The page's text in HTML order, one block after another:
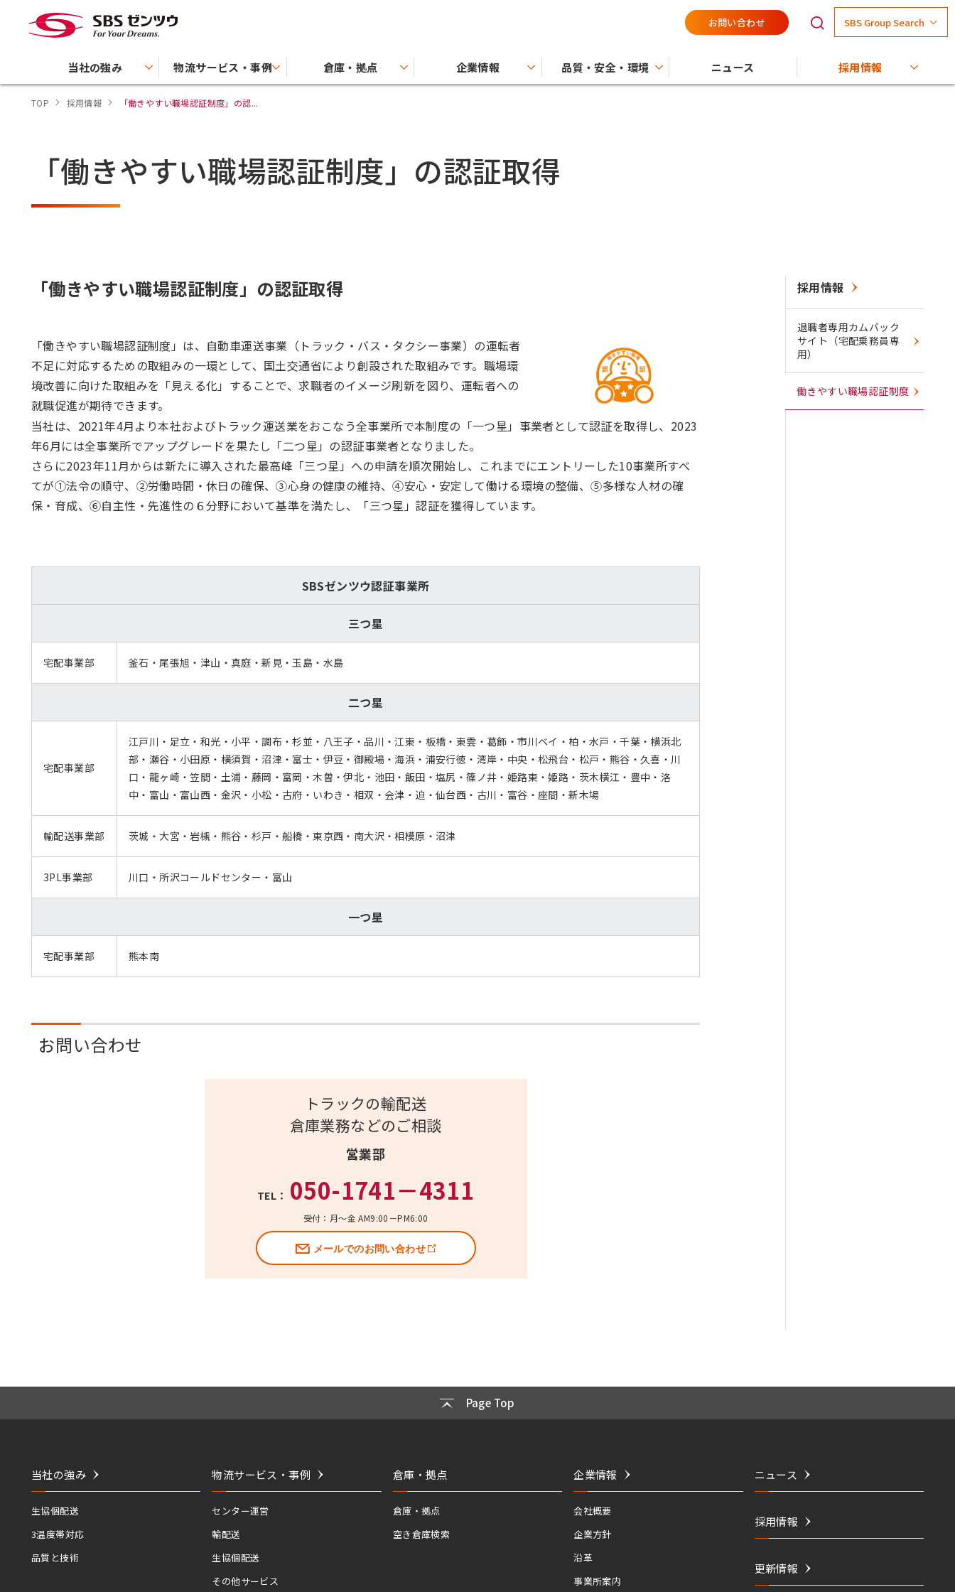
お問い合わせ SBS Group Search
当社の強み 物流サービス・事例 倉庫・拠点 企業情報 品質・安全・環境 ニュース 採用情報
TOP 採用情報 「働きやすい職場認証制度」の認...
「働きやすい職場認証制度」の認証取得
「働きやすい職場認証制度」の認証取得
「働きやすい職場認証制度」は、自動車運送事業（トラック・バス・タクシー事業）の運転者
不足に対応するための取組みの一環として、国土交通省により創設された取組みです。職場環
境改善に向けた取組みを「見える化」することで、求職者のイメージ刷新を図り、運転者への
就職促進が期待できます。
当社は、2021年4月より本社およびトラック運送業をおこなう全事業所で本制度の「一つ星」事業者として認証を取得し、2023
年6月には全事業所でアップグレードを果たし「二つ星」の認証事業者となりました。
さらに2023年11月からは新たに導入された最高峰「三つ星」への申請を順次開始し、これまでにエントリーした10事業所すべ
てが①法令の順守、②労働時間・休日の確保、③心身の健康の維持、④安心・安定して働ける環境の整備、⑤多様な人材の確
保・育成、⑥自主性・先進性の６分野において基準を満たし、「三つ星」認証を獲得しています。
SBSゼンツウ認証事業所
三つ星
宅配事業部 釜石・尾張旭・津山・真庭・新見・玉島・水島
二つ星
宅配事業部
江戸川・足立・和光・小平・調布・杉並・八王子・品川・江東・板橋・東雲・葛飾・市川ベイ・柏・水戸・千葉・横浜北
部・瀬谷・小田原・横須賀・沼津・富士・伊豆・御殿場・海浜・浦安行徳・湾岸・中央・松飛台・松戸・熊谷・久喜・川
口・龍ヶ崎・笠間・土浦・藤岡・富岡・木曽・伊北・池田・飯田・塩尻・篠ノ井・姫路東・姫路・茨木横江・豊中・洛
中・富山・富山西・金沢・小松・古府・いわき・相双・会津・迫・仙台西・古川・富谷・座間・新木場
輸配送事業部 茨城・大宮・岩槻・熊谷・杉戸・船橋・東京西・南大沢・相模原・沼津
3PL事業部 川口・所沢コールドセンター・富山
一つ星
宅配事業部 熊本南
お問い合わせ
トラックの輸配送
倉庫業務などのご相談
営業部
TEL： 050-1741－4311
受付：月～金 AM9:00－PM6:00
メールでのお問い合わせ
採用情報
退職者専用カムバック
サイト（宅配乗務員専
用）
働きやすい職場認証制度
Page Top
当社の強み
生協個配送
3温度帯対応
品質と技術
物流サービス・事例
センター運営
輸配送
生協個配送
その他サービス
倉庫・拠点
倉庫・拠点
空き倉庫検索
企業情報
会社概要
企業方針
沿革
事業所案内
ニュース
採用情報
更新情報